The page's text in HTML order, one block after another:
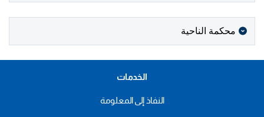
محكمة الناحية
الخدمات
النفاذ إلى المعلومة